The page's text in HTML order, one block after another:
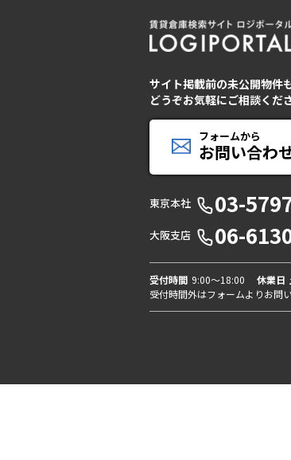
サイト掲載前の未公開物件
どうぞお気軽にご相談くだ
フォームから
お問い合わ
東京本社 03-
大阪支店 06-
受付時間 9:00〜18:00 休業日
受付時間外はフォームよりお問